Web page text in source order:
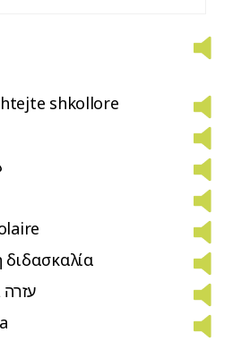
shkollore
διδασκαλία
עזרה